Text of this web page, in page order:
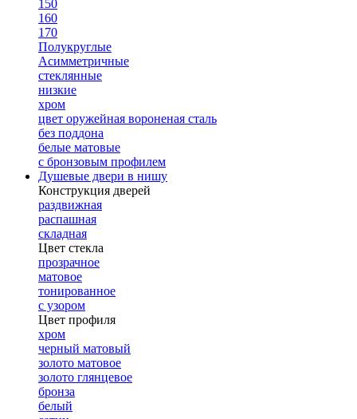
150
160
170
Полукруглые
Асимметричные
стеклянные
низкие
хром
цвет оружейная вороненая сталь
без поддона
белые матовые
с бронзовым профилем
Душевые двери в нишу
Конструкция дверей
раздвижная
распашная
складная
Цвет стекла
прозрачное
матовое
тонированное
с узором
Цвет профиля
хром
черный матовый
золото матовое
золото глянцевое
бронза
белый